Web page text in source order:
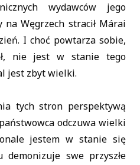
wydawców jego
na Węgrzech stracił Márai
I choć powtarza sobie,
nie jest w stanie tego
jest zbyt wielki.
tych stron perspektywą
odczuwa wielki
jestem w stanie się
demonizuje swe przyszłe